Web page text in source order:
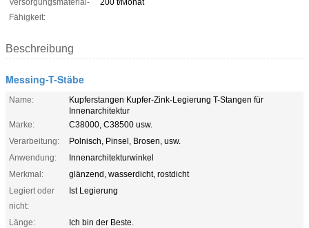
Versorgungsmaterial-
Fähigkeit:
200 t/Monat
Beschreibung
Messing-T-Stäbe
Name:
Kupferstangen Kupfer-Zink-Legierung T-Stangen für
Innenarchitektur
Marke:
C38000, C38500 usw.
Verarbeitung:
Polnisch, Pinsel, Brosen, usw.
Anwendung:
Innenarchitekturwinkel
Merkmal:
glänzend, wasserdicht, rostdicht
Legiert oder
nicht:
Ist Legierung
Länge: Ich bin der Beste.